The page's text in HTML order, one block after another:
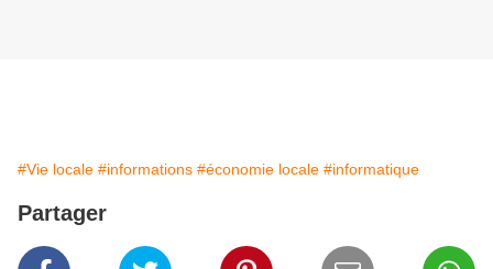
#Vie locale #informations #économie locale #informatique
Partager